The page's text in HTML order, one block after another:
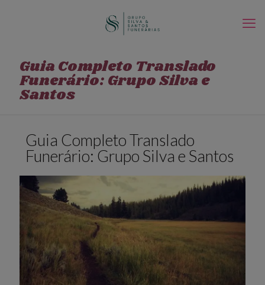
Guia Completo Translado
Funerário: Grupo Silva e
Santos
Guia Completo Translado
Funerário: Grupo Silva e Santos